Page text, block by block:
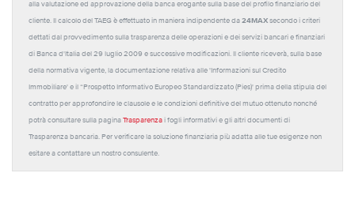
alla valutazione ed approvazione della banca erogante sulla base del profilo finanziario del
cliente. Il calcolo del TAEG è effettuato in maniera indipendente da 24MAX secondo i criteri
dettati dal provvedimento sulla trasparenza delle operazioni e dei servizi bancari e finanziari
di Banca d'Italia del 29 luglio 2009 e successive modificazioni. Il cliente riceverà, sulla base
della normativa vigente, la documentazione relativa alle 'Informazioni sul Credito
Immobiliare' e il “Prospetto Informativo Europeo Standardizzato (Pies)' prima della stipula del
contratto per approfondire le clausole e le condizioni definitive del mutuo ottenuto nonché
potrà consultare sulla pagina Trasparenza i fogli informativi e gli altri documenti di
Trasparenza bancaria. Per verificare la soluzione finanziaria più adatta alle tue esigenze non
esitare a contattare un nostro consulente.